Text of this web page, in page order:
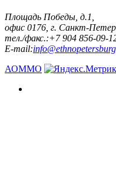
Площадь Победы, д.1,
офис 0176, г. Санкт-
тел./факс.:+7 904 856-09-
E-mail:
АОММО